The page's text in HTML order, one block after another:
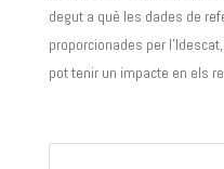
degut a què les dades de
proporcionades per
pot tenir un impacte en els